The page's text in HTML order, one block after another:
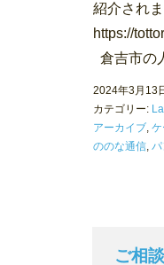
紹介され
https://
倉吉市の
2024年3月13
カテゴリー:
アーカイブ
ののな通信
ご相